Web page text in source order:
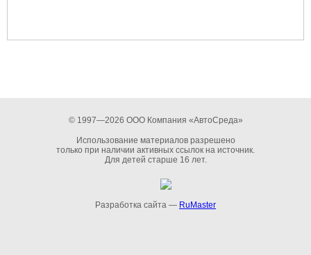
© 1997—2026 ООО Компания «АвтоСреда»
Использование материалов разрешено
только при наличии активных ссылок на источник.
Для детей старше 16 лет.
Разработка сайта — RuMaster